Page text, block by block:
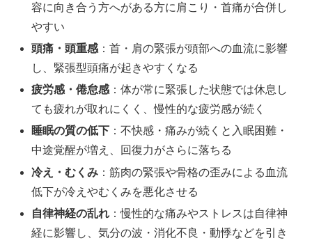
容に向き合う方へがある方に肩こり・首痛が合併し
やすい
頭痛・頭重感 ：首・肩の緊張が頭部への血流に影響
し、緊張型頭痛が起きやすくなる
疲労感・倦怠感 ：体が常に緊張した状態では休息し
ても疲れが取れにくく、慢性的な疲労感が続く
睡眠の質の低下 ：不快感・痛みが続くと入眠困難・
中途覚醒が増え、回復力がさらに落ちる
冷え・むくみ ：筋肉の緊張や骨格の歪みによる血流
低下が冷えやむくみを悪化させる
自律神経の乱れ ：慢性的な痛みやストレスは自律神
経に影響し、気分の波・消化不良・動悸などを引き